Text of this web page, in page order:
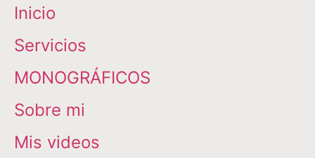
Inicio
Servicios
MONOGRÁFICOS
Sobre mi
Mis videos